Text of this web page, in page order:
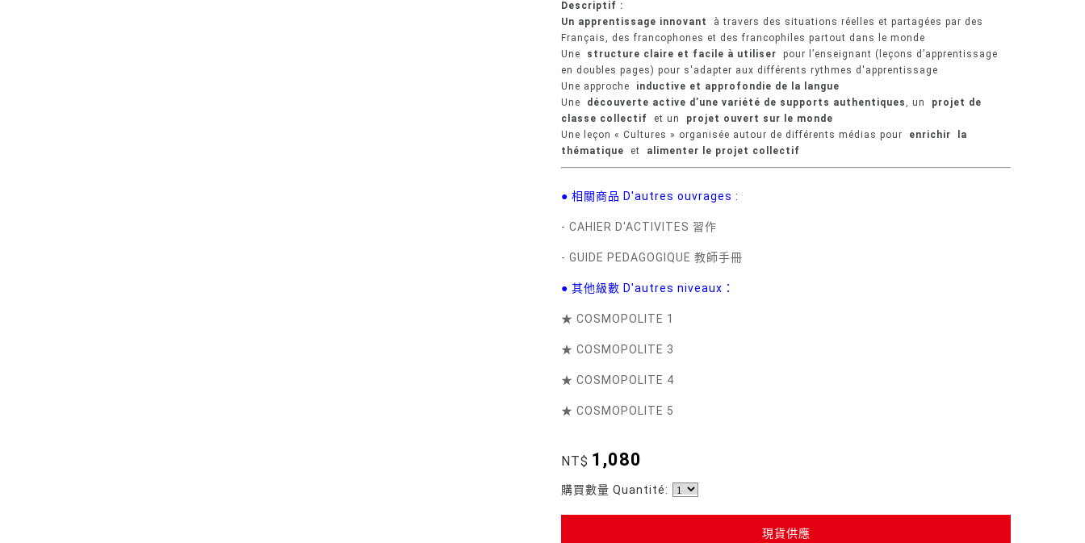
Descriptif :
Un apprentissage innovant
à travers des situations réelles et partagées par des
Français, des francophones et des francophiles partout dans le monde
Une structure claire et facile à utiliser pour l’enseignant (leçons d’apprentissage
en doubles pages) pour s'adapter aux différents rythmes d'apprentissage
Une approche inductive et approfondie de la langue
Une découverte active d’une variété de supports authentiques, un projet de
classe collectif et un projet ouvert sur le monde
Une leçon « Cultures » organisée autour de différents médias pour enrichir la
thématique et alimenter le projet collectif
● 相關商品 D'autres ouvrages :
- CAHIER D'ACTIVITES 習作
- GUIDE PEDAGOGIQUE 教師手冊
● 其他級數 D'autres niveaux：
★ COSMOPOLITE 1
★ COSMOPOLITE 3
★ COSMOPOLITE 4
★ COSMOPOLITE 5
NT$ 1,080
購買數量 Quantité:
現貨供應